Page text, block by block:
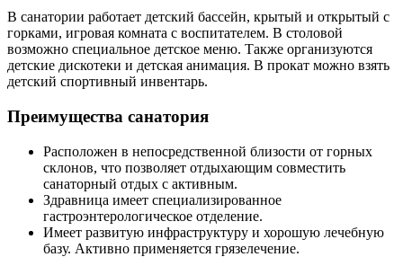
В санатории работает детский бассейн, крытый и открытый с
горками, игровая комната с воспитателем. В столовой
возможно специальное детское меню. Также организуются
детские дискотеки и детская анимация. В прокат можно взять
детский спортивный инвентарь.
Преимущества санатория
Расположен в непосредственной близости от горных
склонов, что позволяет отдыхающим совместить
санаторный отдых с активным.
Здравница имеет специализированное
гастроэнтерологическое отделение.
Имеет развитую инфраструктуру и хорошую лечебную
базу. Активно применяется грязелечение.